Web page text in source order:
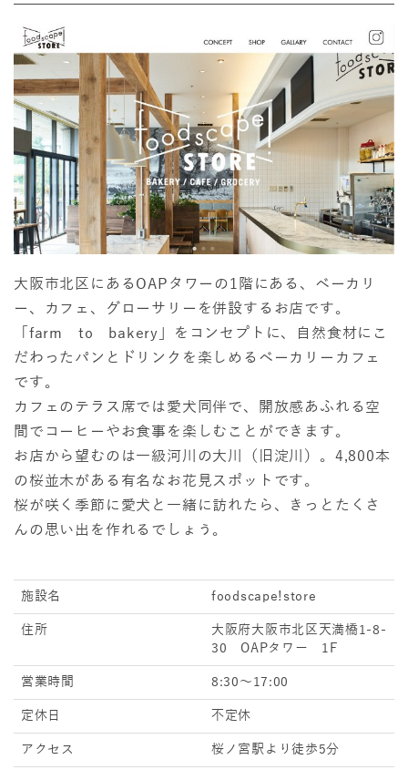
大阪市北区にあるOAPタワーの1階にある、ベーカリ
ー、カフェ、グローサリーを併設するお店です。
「farm to bakery」をコンセプトに、自然食材にこ
だわったパンとドリンクを楽しめるベーカリーカフェ
です。
カフェのテラス席では愛犬同伴で、開放感あふれる空
間でコーヒーやお食事を楽しむことができます。
お店から望むのは一級河川の大川（旧淀川）。4,800本
の桜並木がある有名なお花見スポットです。
桜が咲く季節に愛犬と一緒に訪れたら、きっとたくさ
んの思い出を作れるでしょう。
施設名 foodscape!store
住所
大阪府大阪市北区天満橋1-8-
30 OAPタワー 1F
営業時間 8:30～17:00
定休日 不定休
アクセス 桜ノ宮駅より徒歩5分